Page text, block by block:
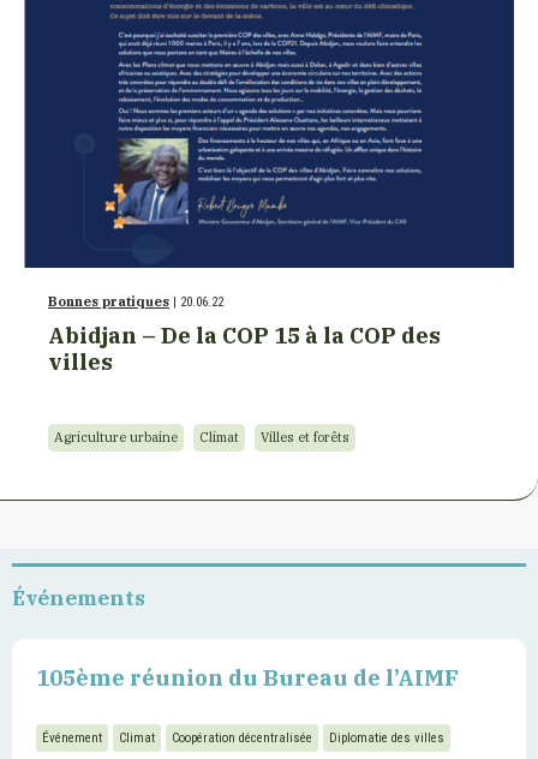
Bonnes pratiques | 20.06.22
Abidjan – De la COP 15 à la COP des
villes
Agriculture urbaine Climat Villes et forêts
Événements
105ème réunion du Bureau de l’AIMF
Événement Climat Coopération décentralisée Diplomatie des villes